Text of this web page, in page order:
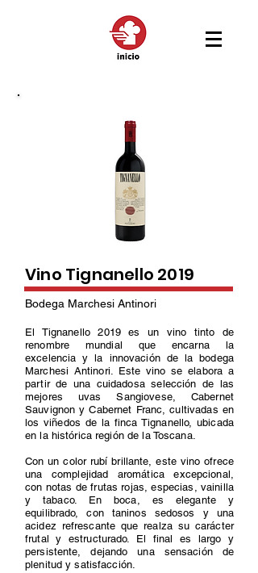
Vino Tignanello 2019
Bodega Marchesi Antinori
El Tignanello 2019 es un vino tinto de
renombre mundial que encarna la
excelencia y la innovación de la bodega
Marchesi Antinori. Este vino se elabora a
partir de una cuidadosa selección de las
mejores uvas Sangiovese, Cabernet
Sauvignon y Cabernet Franc, cultivadas en
los viñedos de la finca Tignanello, ubicada
en la histórica región de la Toscana.
Con un color rubí brillante, este vino ofrece
una complejidad aromática excepcional,
con notas de frutas rojas, especias, vainilla
y tabaco. En boca, es elegante y
equilibrado, con taninos sedosos y una
acidez refrescante que realza su carácter
frutal y estructurado. El final es largo y
persistente, dejando una sensación de
plenitud y satisfacción.